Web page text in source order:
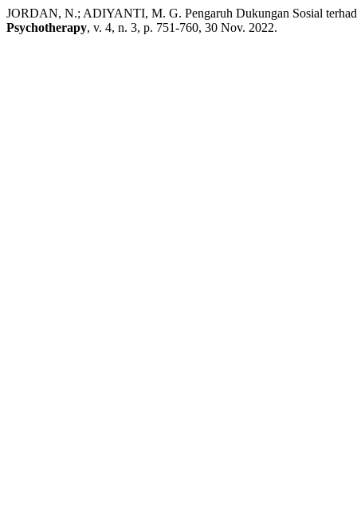
JORDAN, N.; ADIYANTI, M. G. Pengaruh Dukungan Sosial
Psychotherapy, v. 4, n. 3, p. 751-760, 30 Nov. 2022.